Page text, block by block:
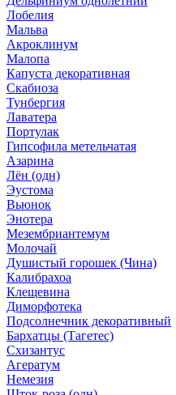
Лобелия
Мальва
Акроклинум
Малопа
Капуста декоративная
Скабиоза
Тунбергия
Лаватера
Портулак
Гипсофила метельчатая
Азарина
Лён (одн)
Эустома
Вьюнок
Энотера
Мезембриантемум
Молочай
Душистый горошек (Чина)
Калибрахоа
Клещевина
Диморфотека
Подсолнечник декоративный
Бархатцы (Тагетес)
Схизантус
Агератум
Немезия